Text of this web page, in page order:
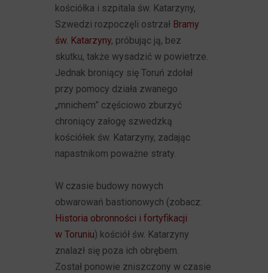
kościółka i szpitala św. Katarzyny,
Szwedzi rozpoczęli ostrzał Bramy
św. Katarzyny, próbując ją, bez
skutku, także wysadzić w powietrze.
Jednak broniący się Toruń zdołał
przy pomocy działa zwanego
„mnichem” częściowo zburzyć
chroniący załogę szwedzką
kościółek św. Katarzyny, zadając
napastnikom poważne straty.
W czasie budowy nowych
obwarowań bastionowych (zobacz:
Historia obronności i fortyfikacji
w Toruniu) kościół św. Katarzyny
znalazł się poza ich obrębem.
Został ponowie zniszczony w czasie